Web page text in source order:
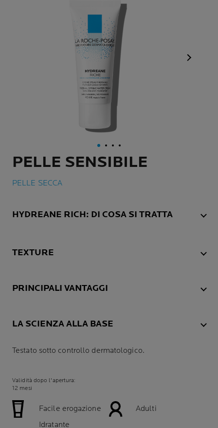
Pannello
PELLE SENSIBILE
PELLE SECCA
HYDREANE RICH: DI COSA SI TRATTA
TEXTURE
PRINCIPALI VANTAGGI
LA SCIENZA ALLA BASE
Testato sotto controllo dermatologico.
Validità dopo l'apertura:
12 mesi
Facile erogazione
Adulti
Idratante